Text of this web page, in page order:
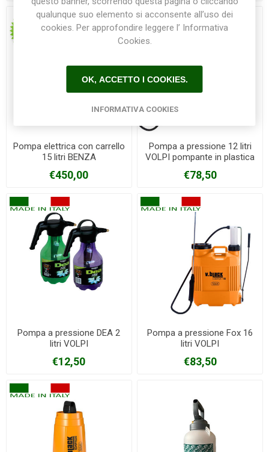
Pompa elettrica con carrello
15 litri BENZA
€450,00
Pompa a pressione 12 litri
VOLPI pompante in plastica
€78,50
Pompa a pressione DEA 2
litri VOLPI
€12,50
Pompa a pressione Fox 16
litri VOLPI
€83,50
qualunque suo elemento si acconsente all’uso dei
cookies. Per approfondire leggere l’ Informativa
Cookies.
OK, ACCETTO I COOKIES.
INFORMATIVA COOKIES